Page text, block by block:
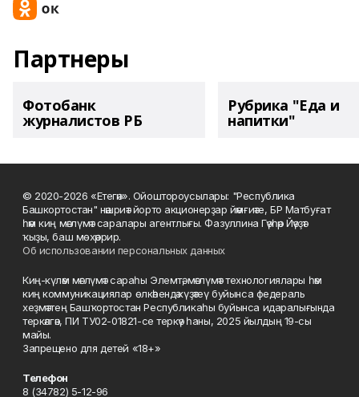
Партнеры
Фотобанк
журналистов РБ
Рубрика "Еда и
напитки"
© 2020-2026 «Етегән». Ойоштороусылары: "Республика
Башкортостан" нәшриәт йорто акционерҙар йәмғиәте, БР Матбуғат
һәм киң мәғлүмәт саралары агентлығы. Фазуллина Гәүһәр Йәүҙәт
ҡыҙы, баш мөхәррир.
Об использовании персональных данных
Киң-күләм мәғлүмәт сараһы Элемтә, мәғлүмәт технологиялары һәм
киң коммуникациялар өлкәһендә күҙәтеү буйынса федераль
хеҙмәттең Башҡортостан Республикаһы буйынса идаралығында
теркәлгән, ПИ ТУ02-01821-се теркәү һаны, 2025 йылдың 19-сы
майы.
Запрещено для детей «18+»
Телефон
8 (34782) 5-12-96